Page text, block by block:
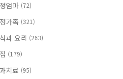
엄마 (72)
가족 (321)
과 요리 (263)
(179)
치료 (95)